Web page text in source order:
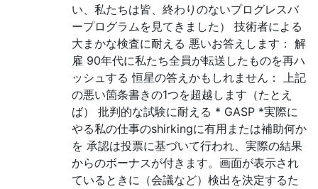
い、私たちは皆、終わりのないプログレスバ
ープログラムを見てきました） 技術者による
大まかな検査に耐える 悪いお答えします： 解
雇 90年代に私たち全員が転送したものを再ハ
ッシュする 恒星の答えかもしれません： 上記
の悪い箇条書きの1つを超越します（たとえ
ば） 批判的な試験に耐える * GASP *実際に
やる私の仕事のshirkingに有用または補助何か
を 承認は投票に基づいて行われ、実際の結果
からのボーナスが付きます。画面が表示され
ているときに（会議など）検出を決定するた